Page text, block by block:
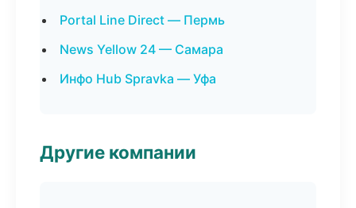
Portal Line Direct — Пермь
News Yellow 24 — Самара
Инфо Hub Spravka — Уфа
Другие компании